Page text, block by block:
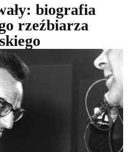
biografia
rzeźbiarza